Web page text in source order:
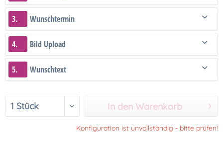
3. Wunschtermin
4. Bild Upload
5. Wunschtext
In den Warenkorb
Konfiguration ist unvollständig - bitte prüfen!